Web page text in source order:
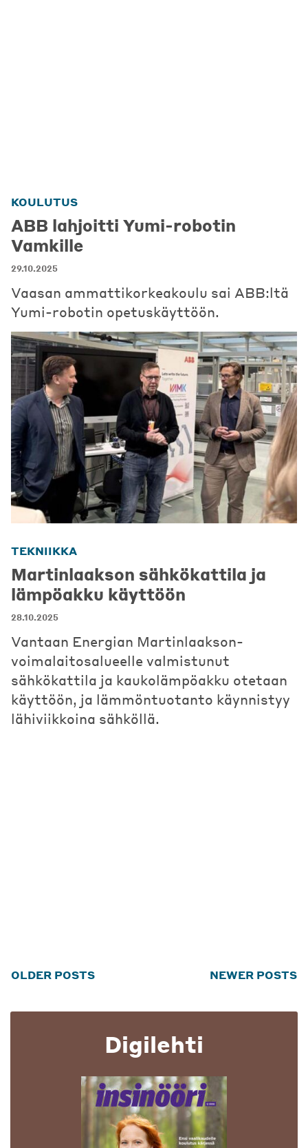
KOULUTUS
ABB lahjoitti Yumi-robotin
Vamkille
29.10.2025
Vaasan ammattikorkeakoulu sai ABB:ltä
Yumi-robotin opetuskäyttöön.
TEKNIIKKA
Martinlaakson sähkökattila ja
lämpöakku käyttöön
28.10.2025
Vantaan Energian Martinlaakson-
voimalaitosalueelle valmistunut
sähkökattila ja kaukolämpöakku otetaan
käyttöön, ja lämmöntuotanto käynnistyy
lähiviikkoina sähköllä.
Posts
OLDER POSTS NEWER POSTS
Digilehti